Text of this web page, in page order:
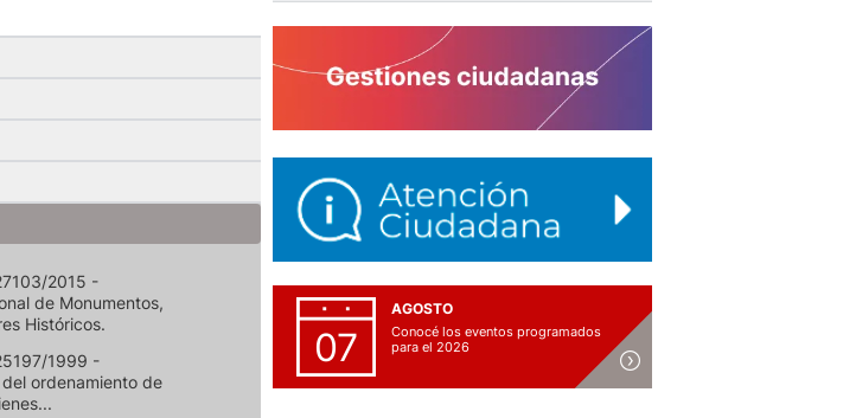
2015 -
de Monumentos,
Históricos.
1999 -
ordenamiento de
07
AGOSTO
Conocé los eventos programados
para el 2026